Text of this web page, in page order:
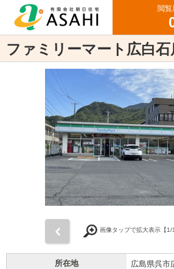
閲覧
ファミリーマート広白石
画像タップで拡大表示【1/
所在地 広島県呉市